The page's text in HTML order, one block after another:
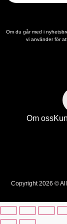
Om du går med i
vi använder för
Om oss
Copyright 2026 ©